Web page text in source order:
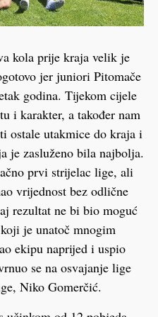
kola prije kraja velik je
jer juniori Pitomače
godina. Tijekom cijele
i karakter, a također nam
ostale utakmice do kraja i
je zasluženo bila najbolja.
prvi strijelac lige, ali
vrijednost bez odlične
rezultat ne bi bio moguć
je unatoč mnogim
ekipu naprijed i uspio
se na osvajanje lige
Niko Gomerčić.